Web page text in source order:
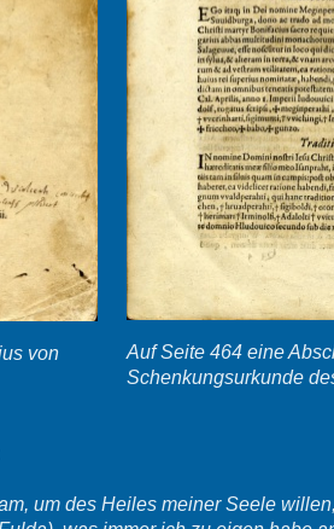
von
Auf Seite 464 eine
Schenkungsurkunde
um des Heiles meiner Seele